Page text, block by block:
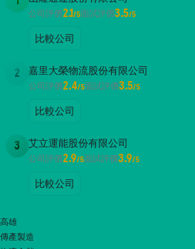
公司評價2.1/5面試評價3.5/5
比較公司
2 嘉里大榮物流股份有限公司
公司評價2.4/5面試評價3.5/5
比較公司
3 艾立運能股份有限公司
公司評價2.9/5面試評價3.9/5
比較公司
高雄
傳產製造